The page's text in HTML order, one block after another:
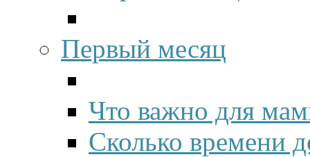
Первый месяц
Что важно для
Сколько времени